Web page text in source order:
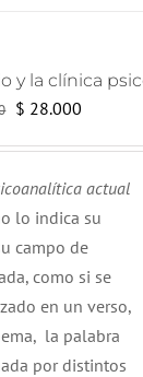
El
era:
$ 30.000.
$ 28.000
es:
$ 28.000.
actual
lo indica su
campo de
como si se
en un verso,
la palabra
por distintos